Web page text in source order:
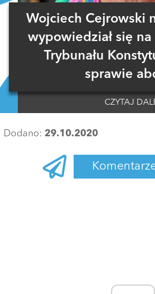
Wojciech Cejrowski
wypowiedział się
Trybunału
sprawie
CZYTAJ
Dodano: 29.10.2020